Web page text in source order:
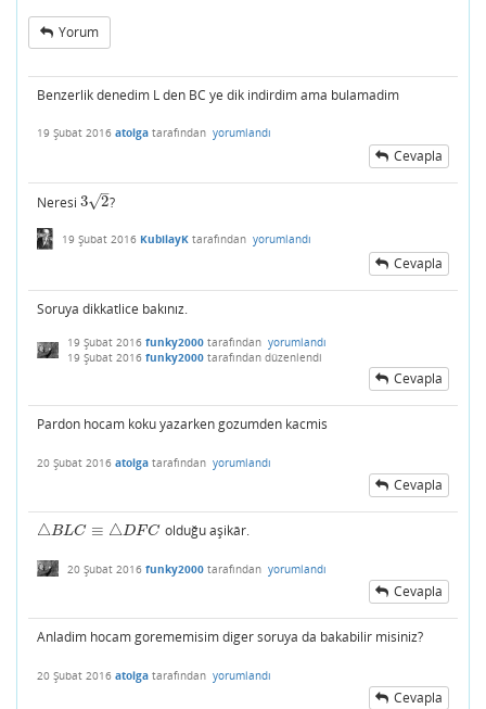
Yorum
Benzerlik denedim L den BC ye dik indirdim ama bulamadim
19 Şubat 2016 atolga tarafından yorumlandı
Cevapla
Neresi 3 2
–
√
32 ?
19 Şubat 2016 KubilayK tarafından yorumlandı
Cevapla
Soruya dikkatlice bakınız.
19 Şubat 2016 funky2000 tarafından yorumlandı
19 Şubat 2016 funky2000 tarafından düzenlendi
Cevapla
Pardon hocam koku yazarken gozumden kacmis
20 Şubat 2016 atolga tarafından yorumlandı
Cevapla
△BLC ≡ △DFC
△BLC≡△ DF C olduğu aşikâr.
20 Şubat 2016 funky2000 tarafından yorumlandı
Cevapla
Anladim hocam gorememisim diger soruya da bakabilir misiniz?
20 Şubat 2016 atolga tarafından yorumlandı
Cevapla